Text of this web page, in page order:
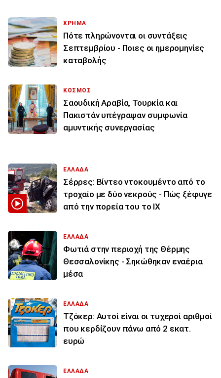
ΧΡΗΜΑ
Πότε πληρώνονται οι συντάξεις
Σεπτεμβρίου - Ποιες οι ημερομηνίες
καταβολής
ΚΟΣΜΟΣ
Σαουδική Αραβία, Τουρκία και
Πακιστάν υπέγραψαν συμφωνία
αμυντικής συνεργασίας
ΕΛΛΑΔΑ
Σέρρες: Βίντεο ντοκουμέντο από το
τροχαίο με δύο νεκρούς - Πώς ξέφυγε
από την πορεία του το ΙΧ
ΕΛΛΑΔΑ
Φωτιά στην περιοχή της Θέρμης
Θεσσαλονίκης - Σηκώθηκαν εναέρια
μέσα
ΕΛΛΑΔΑ
Τζόκερ: Αυτοί είναι οι τυχεροί αριθμοί
που κερδίζουν πάνω από 2 εκατ.
ευρώ
ΕΛΛΑΔΑ